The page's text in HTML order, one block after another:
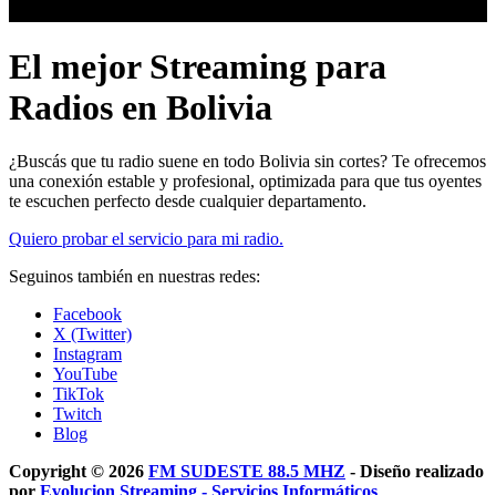
El mejor Streaming para
Radios en Bolivia
¿Buscás que tu radio suene en todo Bolivia sin cortes? Te ofrecemos
una conexión estable y profesional, optimizada para que tus oyentes
te escuchen perfecto desde cualquier departamento.
Quiero probar el servicio para mi radio.
Seguinos también en nuestras redes:
Facebook
X (Twitter)
Instagram
YouTube
TikTok
Twitch
Blog
Copyright © 2026 FM SUDESTE 88.5 MHZ - Diseño realizado